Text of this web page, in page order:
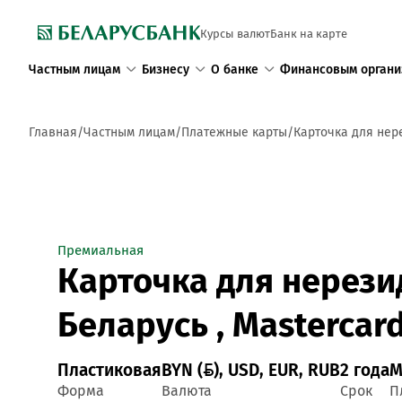
Курсы валютБанк на карте
Частным лицам Бизнесу О банке Финансовым
Главная Частным лицам Платежные карты Карточка для
Премиальная
Карточка для
Беларусь ,
Пластиковая
Форма
BYN (), USD, EUR, RUB
Валюта
2 года
Срок